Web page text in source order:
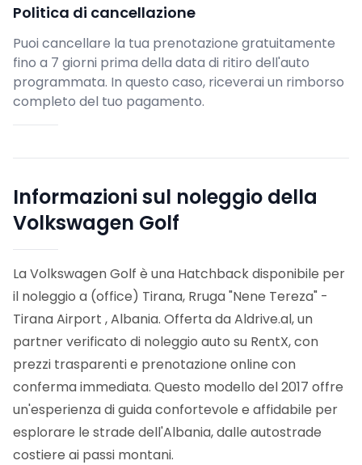
Politica di cancellazione
Puoi cancellare la tua prenotazione gratuitamente
fino a 7 giorni prima della data di ritiro dell'auto
programmata. In questo caso, riceverai un rimborso
completo del tuo pagamento.
Informazioni sul noleggio della
Volkswagen Golf
La Volkswagen Golf è una Hatchback disponibile per
il noleggio a (office) Tirana, Rruga "Nene Tereza" -
Tirana Airport , Albania. Offerta da Aldrive.al, un
partner verificato di noleggio auto su RentX, con
prezzi trasparenti e prenotazione online con
conferma immediata. Questo modello del 2017 offre
un'esperienza di guida confortevole e affidabile per
esplorare le strade dell'Albania, dalle autostrade
costiere ai passi montani.